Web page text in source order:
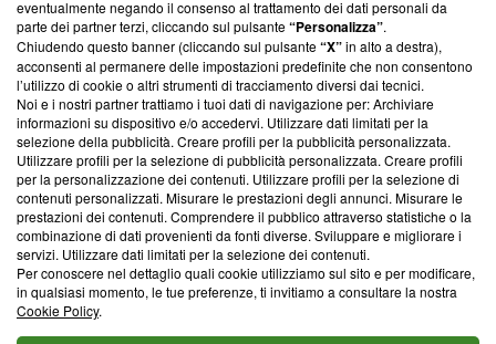
Su di noi
Team editoriale
Corporate
Redazione
Informativa Privacy
Cookie Policy
Blasting SA, IDI CHE-247.845.224, Via Carlo Frasca, 3 - 6900
Lugano (Svizzera) Tel:+39 0690258937
© 2026 Blasting News
eventualmente negando il consenso al trattamento dei dati personali da
parte dei partner terzi, cliccando sul pulsante“Personalizza”.
Chiudendo questo banner (cliccando sul pulsante“X”in alto a destra),
acconsenti al permanere delle impostazioni predefinite che non consentono
l’utilizzo di cookie o altri strumenti di tracciamento diversi dai tecnici.
Noi e i nostri partner trattiamo i tuoi dati di navigazione per: Archiviare
informazioni su dispositivo e/o accedervi. Utilizzare dati limitati per la
selezione della pubblicità. Creare profili per la pubblicità personalizzata.
Utilizzare profili per la selezione di pubblicità personalizzata. Creare profili
per la personalizzazione dei contenuti. Utilizzare profili per la selezione di
contenuti personalizzati. Misurare le prestazioni degli annunci. Misurare le
prestazioni dei contenuti. Comprendere il pubblico attraverso statistiche o la
combinazione di dati provenienti da fonti diverse. Sviluppare e migliorare i
servizi. Utilizzare dati limitati per la selezione dei contenuti.
Per conoscere nel dettaglio quali cookie utilizziamo sul sito e per modificare,
in qualsiasi momento, le tue preferenze, ti invitiamo a consultare la nostra
Cookie Policy.